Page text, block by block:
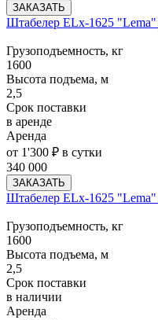
ЗАКАЗАТЬ
Штабелер ELx-1625 "Lema"
Грузоподъемность, кг
1600
Высота подъема, м
2,5
Срок поставки
в аренде
Аренда
от 1'300 ₽ в сутки
340 000
ЗАКАЗАТЬ
Штабелер ELx-1625 "Lema"
Грузоподъемность, кг
1600
Высота подъема, м
2,5
Срок поставки
в наличии
Аренда